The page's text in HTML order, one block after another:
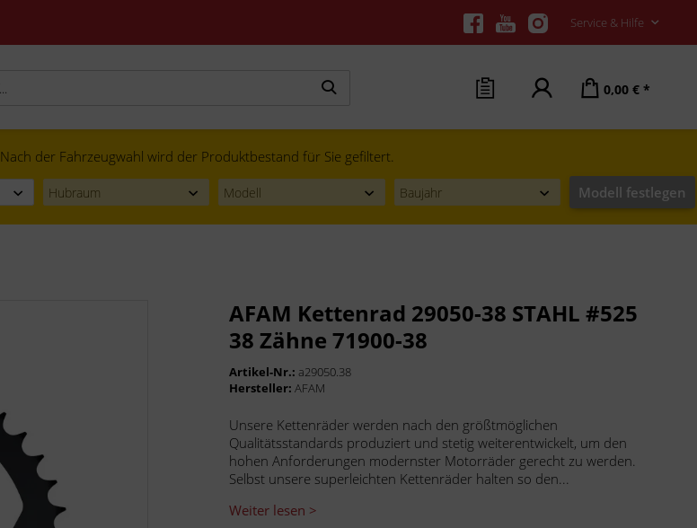
Service & Hilfe
0,00 € *
Nach der Fahrzeugwahl wird der Produktbestand für Sie gefiltert.
Modell festlegen
AFAM Kettenrad 29050-38 STAHL #525
38 Zähne 71900-38
Artikel-Nr.: a29050.38
Hersteller:AFAM
Unsere Kettenräder werden nach den größtmöglichen
Qualitätsstandards produziert und stetig weiterentwickelt, um den
hohen Anforderungen modernster Motorräder gerecht zu werden.
Selbst unsere superleichten Kettenräder halten so den...
Weiter lesen >